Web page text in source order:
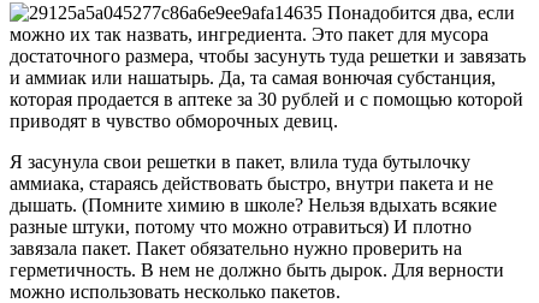
Понадобится два, если
можно их так назвать, ингредиента. Это пакет для мусора
достаточного размера, чтобы засунуть туда решетки и завязать
и аммиак или нашатырь. Да, та самая вонючая субстанция,
которая продается в аптеке за 30 рублей и с помощью которой
приводят в чувство обморочных девиц.
Я засунула свои решетки в пакет, влила туда бутылочку
аммиака, стараясь действовать быстро, внутри пакета и не
дышать. (Помните химию в школе? Нельзя вдыхать всякие
разные штуки, потому что можно отравиться) И плотно
завязала пакет. Пакет обязательно нужно проверить на
герметичность. В нем не должно быть дырок. Для верности
можно использовать несколько пакетов.